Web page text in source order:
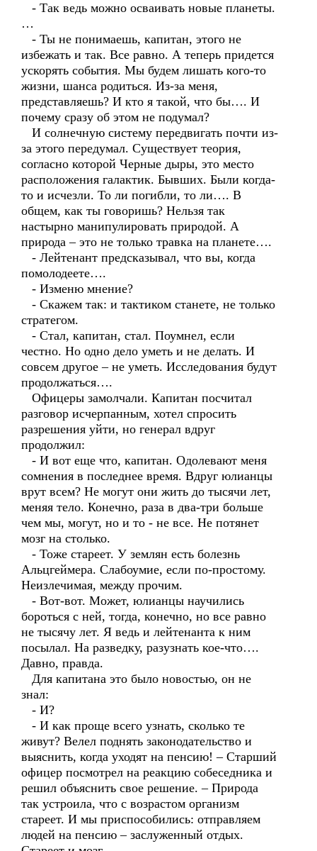
- Так ведь можно осваивать новые планеты.
…
- Ты не понимаешь, капитан, этого не
избежать и так. Все равно. А теперь придется
ускорять события. Мы будем лишать кого-то
жизни, шанса родиться. Из-за меня,
представляешь? И кто я такой, что бы…. И
почему сразу об этом не подумал?
И солнечную систему передвигать почти из-
за этого передумал. Существует теория,
согласно которой Черные дыры, это место
расположения галактик. Бывших. Были когда-
то и исчезли. То ли погибли, то ли…. В
общем, как ты говоришь? Нельзя так
настырно манипулировать природой. А
природа – это не только травка на планете….
- Лейтенант предсказывал, что вы, когда
помолодеете….
- Изменю мнение?
- Скажем так: и тактиком станете, не только
стратегом.
- Стал, капитан, стал. Поумнел, если
честно. Но одно дело уметь и не делать. И
совсем другое – не уметь. Исследования будут
продолжаться….
Офицеры замолчали. Капитан посчитал
разговор исчерпанным, хотел спросить
разрешения уйти, но генерал вдруг
продолжил:
- И вот еще что, капитан. Одолевают меня
сомнения в последнее время. Вдруг юлианцы
врут всем? Не могут они жить до тысячи лет,
меняя тело. Конечно, раза в два-три больше
чем мы, могут, но и то - не все. Не потянет
мозг на столько.
- Тоже стареет. У землян есть болезнь
Альцгеймера. Слабоумие, если по-простому.
Неизлечимая, между прочим.
- Вот-вот. Может, юлианцы научились
бороться с ней, тогда, конечно, но все равно
не тысячу лет. Я ведь и лейтенанта к ним
посылал. На разведку, разузнать кое-что….
Давно, правда.
Для капитана это было новостью, он не
знал:
- И?
- И как проще всего узнать, сколько те
живут? Велел поднять законодательство и
выяснить, когда уходят на пенсию! – Старший
офицер посмотрел на реакцию собеседника и
решил объяснить свое решение. – Природа
так устроила, что с возрастом организм
стареет. И мы приспособились: отправляем
людей на пенсию – заслуженный отдых.